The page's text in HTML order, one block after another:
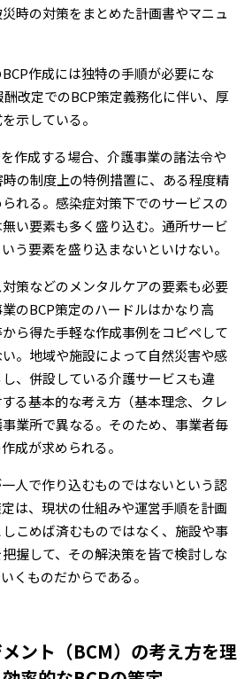
時の対策をまとめた計画書やマニュ
作成には独特の手順が必要にな
改定でのBCP策定義務化に伴い、厚
示している。
作成する場合、介護事業の諸法令や
の制度上の特例措置に、ある程度精
れる。感染症対策下でのサービスの
い要素も多く盛り込む。通所サービ
う要素を盛り込まないといけない。
策などのメンタルケアの要素も必要
のBCP策定のハードルはかなり高
ら得た手軽な作成事例をコピペして
。地域や施設によって自然災害や感
、併設している介護サービスも違
る基本的な考え方（基本理念、クレ
業所で異なる。そのため、事業者毎
成が求められる。
人で作り込むものではないという認
は、現状の仕組みや運営手順を計画
こめば済むものではなく、施設や事
握して、その解決策を皆で検討しな
くものだからである。
ント（BCM）の考え方を理